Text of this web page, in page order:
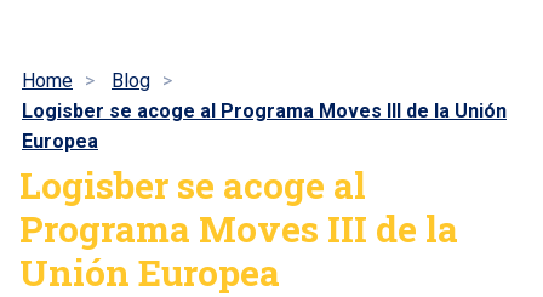
Home
Blog
Logisber se acoge al Programa Moves III de la Unión
Europea
Logisber se acoge al
Programa Moves III de la
Unión Europea